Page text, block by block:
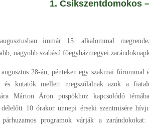
1. Csíkszentdomokos –
immár 15. alkalommal
nagyobb szabású főegyházmegyei
28-án, pénteken egy szakmai
és kutatók mellett megszólalnak azok a
Márton Áron püspökhöz kapcsolódó
délelőtt 10 órakor ünnepi érseki szentmisére
párhuzamos programok várják a